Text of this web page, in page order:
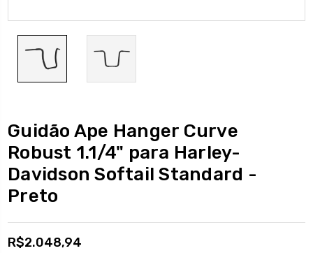
Guidão Ape Hanger Curve
Robust 1.1/4" para Harley-
Davidson Softail Standard -
Preto
R$2.048,94